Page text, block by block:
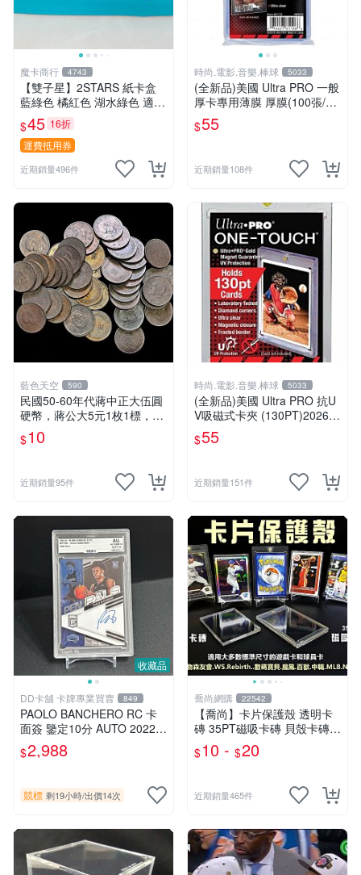
魔卡商行 4743
【雙子星】2STARS 紙卡盒
藍綠色 橘紅色 湖水綠色 適用
集換式卡牌 中華職棒球員卡
白條 長條 NBA MLB BBM CP
BL 球員卡
$45 16折
運費抵用券
近期銷量496件
時尚.電影.音樂.棒球 5033
(全新品)美國 Ultra PRO 一般
厚卡專用薄膜 厚膜(100張/包)
缺貨中,上次到貨日期:2023/9/
7已再到貨
$55
近期銷量108件
藍色天空 590
民國50-60年代蔣中正大伍圓
硬幣，蔣公大5元1枚1標，流
通品如圖，絕無差品
$10
近期銷量95件
時尚.電影.音樂.棒球 5033
(全新品)美國 Ultra PRO 抗U
V吸磁式卡夾 (130PT)2026/
3/12已再到貨
$55
近期銷量151件
收藏品
DD卡舖 卡牌專業買賣 849
PAOLO BANCHERO RC 卡
面簽 鑒定10分 AUTO 2022-2
3 PANINI DONRUSS ELITE
BASKETBALL #137
$2,988
競標 剩19小時/出價14次
喬尚網購 22542
【喬尚】卡片保護殼 透明卡
磚 35PT磁吸卡磚 貝殼卡磚
球員卡保護殼 卡磚展示架 寶
可夢 遊戲卡 球員卡
$10 - $20
近期銷量465件